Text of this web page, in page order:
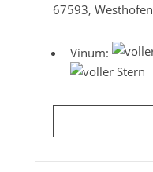
67593, Westhofen
Vinum: